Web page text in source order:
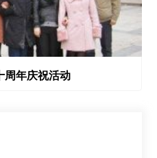
周年庆祝活动